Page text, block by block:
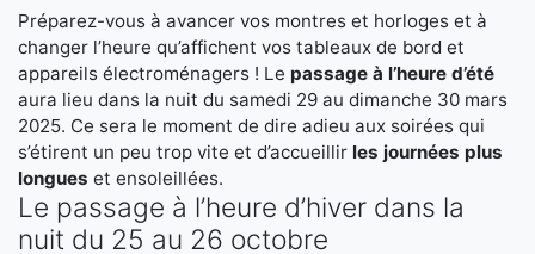
Préparez-vous à avancer vos montres et horloges et à
changer l’heure qu’affichent vos tableaux de bord et
appareils électroménagers ! Le passage à l’heure d’été
aura lieu dans la nuit du samedi 29 au dimanche 30 mars
2025. Ce sera le moment de dire adieu aux soirées qui
s’étirent un peu trop vite et d’accueillir les journées plus
longues et ensoleillées.
Le passage à l’heure d’hiver dans la
nuit du 25 au 26 octobre